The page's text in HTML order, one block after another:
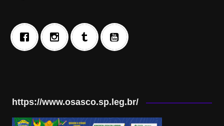
https://www.osasco.sp.leg.br/